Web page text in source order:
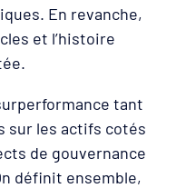
En revanche,
et l’histoire
tant
sur les actifs cotés
de gouvernance
définit ensemble,